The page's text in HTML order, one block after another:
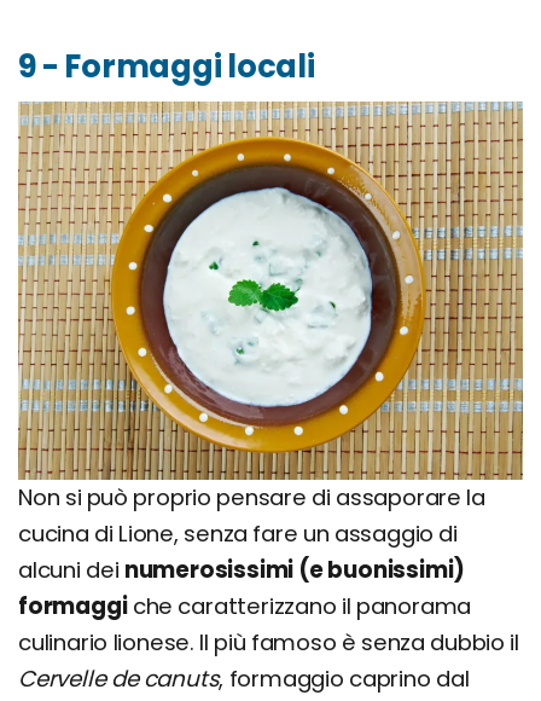
9 - Formaggi locali
Non si può proprio pensare di assaporare la
cucina di Lione, senza fare un assaggio di
alcuni dei numerosissimi (e buonissimi)
formaggiche caratterizzano il panorama
culinario lionese. Il più famoso è senza dubbio il
Cervelle de canuts, formaggio caprino dal